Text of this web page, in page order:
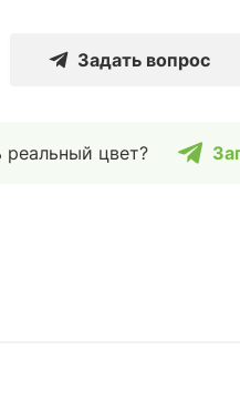
Задать вопрос
реальный цвет?